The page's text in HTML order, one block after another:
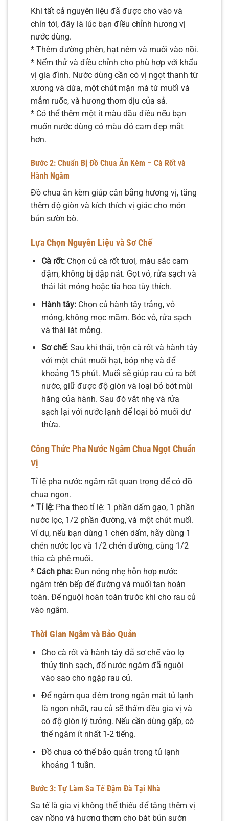
Khi tất cả nguyên liệu đã được cho vào và
chín tới, đây là lúc bạn điều chỉnh hương vị
nước dùng.
* Thêm đường phèn, hạt nêm và muối vào nồi.
* Nếm thử và điều chỉnh cho phù hợp với khẩu
vị gia đình. Nước dùng cần có vị ngọt thanh từ
xương và dứa, một chút mặn mà từ muối và
mắm ruốc, và hương thơm dịu của sả.
* Có thể thêm một ít màu dầu điều nếu bạn
muốn nước dùng có màu đỏ cam đẹp mắt
hơn.
Bước 2: Chuẩn Bị Đồ Chua Ăn Kèm – Cà Rốt và
Hành Ngâm
Đồ chua ăn kèm giúp cân bằng hương vị, tăng
thêm độ giòn và kích thích vị giác cho món
bún sườn bò.
Lựa Chọn Nguyên Liệu và Sơ Chế
Cà rốt:Chọn củ cà rốt tươi, màu sắc cam
đậm, không bị dập nát. Gọt vỏ, rửa sạch và
thái lát mỏng hoặc tỉa hoa tùy thích.
Hành tây:Chọn củ hành tây trắng, vỏ
mỏng, không mọc mầm. Bóc vỏ, rửa sạch
và thái lát mỏng.
Sơ chế:Sau khi thái, trộn cà rốt và hành tây
với một chút muối hạt, bóp nhẹ và để
khoảng 15 phút. Muối sẽ giúp rau củ ra bớt
nước, giữ được độ giòn và loại bỏ bớt mùi
hăng của hành. Sau đó vắt nhẹ và rửa
sạch lại với nước lạnh để loại bỏ muối dư
thừa.
Công Thức Pha Nước Ngâm Chua Ngọt Chuẩn
Vị
Tỉ lệ pha nước ngâm rất quan trọng để có đồ
chua ngon.
* Tỉ lệ: Pha theo tỉ lệ: 1 phần dấm gạo, 1 phần
nước lọc, 1/2 phần đường, và một chút muối.
Ví dụ, nếu bạn dùng 1 chén dấm, hãy dùng 1
chén nước lọc và 1/2 chén đường, cùng 1/2
thìa cà phê muối.
* Cách pha: Đun nóng nhẹ hỗn hợp nước
ngâm trên bếp để đường và muối tan hoàn
toàn. Để nguội hoàn toàn trước khi cho rau củ
vào ngâm.
Thời Gian Ngâm và Bảo Quản
Cho cà rốt và hành tây đã sơ chế vào lọ
thủy tinh sạch, đổ nước ngâm đã nguội
vào sao cho ngập rau củ.
Để ngâm qua đêm trong ngăn mát tủ lạnh
là ngon nhất, rau củ sẽ thấm đều gia vị và
có độ giòn lý tưởng. Nếu cần dùng gấp, có
thể ngâm ít nhất 1-2 tiếng.
Đồ chua có thể bảo quản trong tủ lạnh
khoảng 1 tuần.
Bước 3: Tự Làm Sa Tế Đậm Đà Tại Nhà
Sa tế là gia vị không thể thiếu để tăng thêm vị
cay nồng và hương thơm cho bát bún sườn